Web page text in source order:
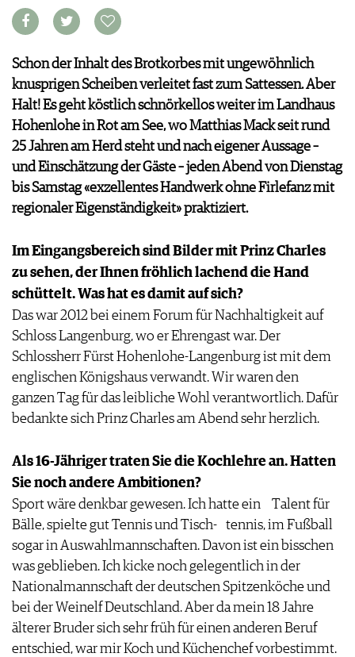
VORTEILSWELT
VIDEOS
BILDSTRECKEN
BÜCHER
NEWS
WEINWIRTSCHAFT
WEINSZENE
PORTRAITS
VINOPHILES
ARCHIV
AWARDS
GEWINNSPIELE
TRINKREIFETABELLE
WEINSUCHE
WERBUNG
Schon der Inhalt des Brotkorbes mit ungewöhnlich
knusprigen Scheiben verleitet fast zum Sattessen. Aber
Halt! Es geht köstlich schnörkellos weiter im Landhaus
Hohenlohe in Rot am See, wo Matthias Mack seit rund
25 Jahren am Herd steht und nach eigener Aussage –
und Einschätzung der Gäste – jeden Abend von Dienstag
bis Samstag «exzellentes Handwerk ohne Firlefanz mit
regionaler Eigenständigkeit» praktiziert.
Im Eingangsbereich sind Bilder mit Prinz Charles
zu sehen, der Ihnen fröhlich lachend die Hand
schüttelt. Was hat es damit auf sich?
Das war 2012 bei einem Forum für Nachhaltigkeit auf
Schloss Langenburg, wo er Ehrengast war. Der
Schlossherr Fürst Hohenlohe-Langenburg ist mit dem
englischen Königshaus verwandt. Wir waren den
ganzen Tag für das leibliche Wohl verantwortlich. Dafür
bedankte sich Prinz Charles am Abend sehr herzlich.
Als 16-Jähriger traten Sie die Kochlehre an. Hatten
Sie noch andere Ambitionen?
Sport wäre denkbar gewesen. Ich hatte ein Talent für
Bälle, spielte gut Tennis und Tisch- tennis, im Fußball
sogar in Auswahlmannschaften. Davon ist ein bisschen
was geblieben. Ich kicke noch gelegentlich in der
Nationalmannschaft der deutschen Spitzenköche und
bei der Weinelf Deutschland. Aber da mein 18 Jahre
älterer Bruder sich sehr früh für einen anderen Beruf
entschied, war mir Koch und Küchenchef vorbestimmt.